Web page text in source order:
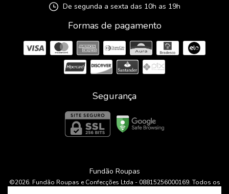
De segunda a sexta das 10h as 19h
Formas de pagamento
Segurança
Fundão Roupas
©2026. Fundão Roupas e Confecções Ltda - 08815256000169. Todos os